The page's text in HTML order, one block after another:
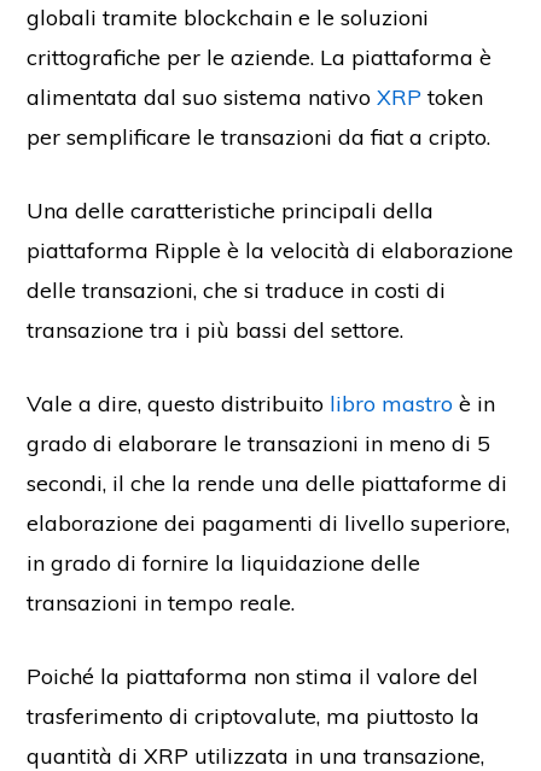
globali tramite blockchain e le soluzioni
crittografiche per le aziende. La piattaforma è
alimentata dal suo sistema nativoXRP token
per semplificare le transazioni da fiat a cripto.
Una delle caratteristiche principali della
piattaforma Ripple è la velocità di elaborazione
delle transazioni, che si traduce in costi di
transazione tra i più bassi del settore.
Vale a dire, questo distribuito libro mastro è in
grado di elaborare le transazioni in meno di 5
secondi, il che la rende una delle piattaforme di
elaborazione dei pagamenti di livello superiore,
in grado di fornire la liquidazione delle
transazioni in tempo reale.
Poiché la piattaforma non stima il valore del
trasferimento di criptovalute, ma piuttosto la
quantità di XRP utilizzata in una transazione,